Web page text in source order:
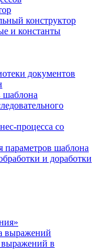
конструктор
и константы
документов
шаблона
процесса со
параметров шаблона
и доработки
выражений
в